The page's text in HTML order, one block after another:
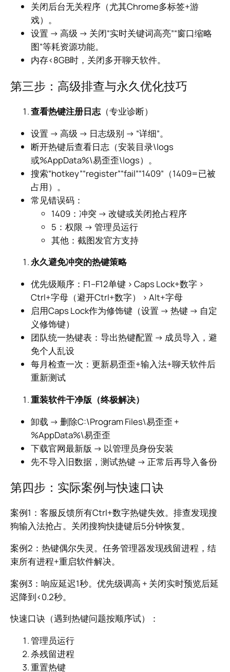
关闭后台无关程序（尤其Chrome多标签+游
戏）。
设置 → 高级 → 关闭“实时关键词高亮”“窗口缩略
图”等耗资源功能。
内存<8GB时，关闭多开聊天软件。
第三步：高级排查与永久优化技巧
查看热键注册日志（专业诊断）
设置 → 高级 → 日志级别 → “详细”。
断开热键后查看日志（安装目录\logs
或%AppData%\易歪歪\logs）。
搜索“hotkey”“register”“fail”“1409”（1409=已被
占用）。
常见错误码：
1409：冲突 → 改键或关闭抢占程序
5：权限 → 管理员运行
其他：截图发官方支持
永久避免冲突的热键策略
优先级顺序：F1–F12单键 > Caps Lock+数字 >
Ctrl+字母（避开Ctrl+数字） > Alt+字母
启用Caps Lock作为修饰键（设置 → 热键 → 自定
义修饰键）
团队统一热键表：导出热键配置 → 成员导入，避
免个人乱设
每月检查一次：更新易歪歪+输入法+聊天软件后
重新测试
重装软件干净版（终极解决）
卸载 → 删除C:\Program Files\易歪歪 +
%AppData%\易歪歪
下载官网最新版 → 以管理员身份安装
先不导入旧数据，测试热键 → 正常后再导入备份
第四步：实际案例与快速口诀
案例1：客服反馈所有Ctrl+数字热键失效。排查发现搜
狗输入法抢占。关闭搜狗快捷键后5分钟恢复。
案例2：热键偶尔失灵。任务管理器发现残留进程，结
束所有进程+重启软件解决。
案例3：响应延迟1秒。优先级调高 + 关闭实时预览后延
迟降到<0.2秒。
快速口诀（遇到热键问题按顺序试）：
管理员运行
杀残留进程
重置热键